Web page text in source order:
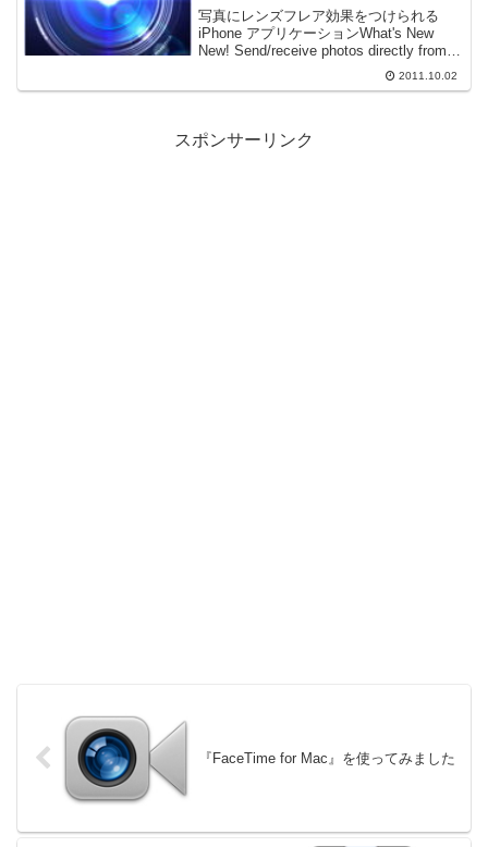
つけてドラマチックに演出
写真にレンズフレア効果をつけられる
iPhone アプリケーションWhat's New
New! Send/receive photos directly from
other apps. Great for combining sever...
2011.10.02
スポンサーリンク
『FaceTime for Mac』を使ってみました